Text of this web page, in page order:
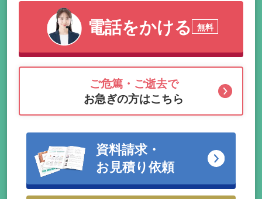
電話をかける 無料
ご危篤・ご逝去で
お急ぎの方はこちら
資料請求・
お見積り依頼